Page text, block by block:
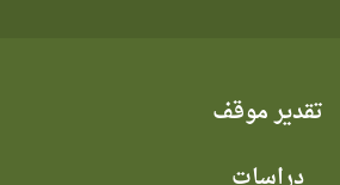
تقدير موقف